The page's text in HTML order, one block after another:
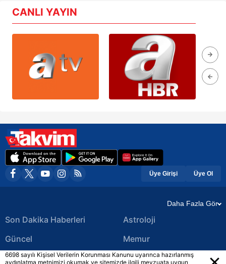
CANLI YAYIN
Üye Girişi Üye Ol
Daha Fazla Gör
Son Dakika Haberleri
Güncel
Ekonomi Haberleri
Astroloji
Memur
Yerel Haberler
6698 sayılı Kişisel Verilerin Korunması Kanunu uyarınca hazırlanmış
aydınlatma metnimizi okumak ve sitemizde ilgili mevzuata uygun